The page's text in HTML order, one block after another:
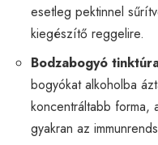
esetleg pektinnel
kiegészítő reggelire.
Bodzabogyó
bogyókat alkoholba
koncentráltabb forma,
gyakran az